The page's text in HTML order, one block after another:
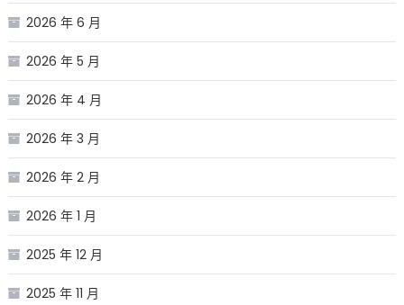
2026 年 6 月
2026 年 5 月
2026 年 4 月
2026 年 3 月
2026 年 2 月
2026 年 1 月
2025 年 12 月
2025 年 11 月